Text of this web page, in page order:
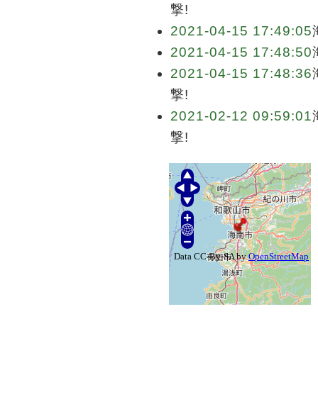
撃!
2021-04-15 17:49:05
2021-04-15 17:48:50
2021-04-15 17:48:36
撃!
2021-02-12 09:59:01
撃!